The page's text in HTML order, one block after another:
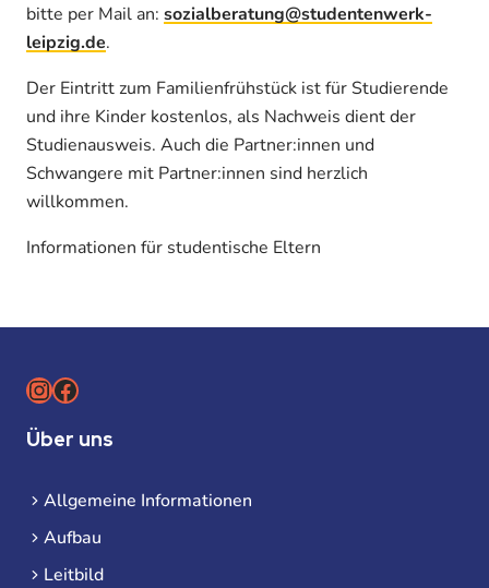
bitte per Mail an: sozialberatung@studentenwerk-
leipzig.de.
Der Eintritt zum Familienfrühstück ist für Studierende
und ihre Kinder kostenlos, als Nachweis dient der
Studienausweis. Auch die Partner:innen und
Schwangere mit Partner:innen sind herzlich
willkommen.
Informationen für studentische Eltern
Instagram
Facebook
Über uns
Allgemeine Informationen
Aufbau
Leitbild